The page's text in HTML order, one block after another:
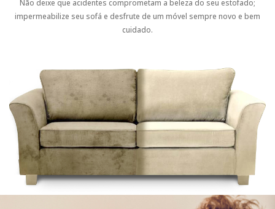
Não deixe que acidentes comprometam a beleza do seu estofado;
impermeabilize seu sofá e desfrute de um móvel sempre novo e bem
cuidado.